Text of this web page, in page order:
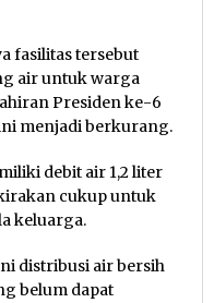
fasilitas tersebut
air untuk warga
Presiden ke-6
menjadi berkurang.
debit air 1,2 liter
cukup untuk
keluarga.
distribusi air bersih
belum dapat